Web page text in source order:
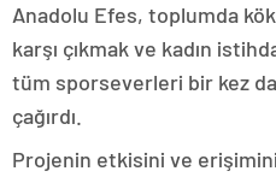
Anadolu Efes, toplumda
karşı çıkmak ve kadın
tüm sporseverleri bir kez
çağırdı.
Projenin etkisini ve